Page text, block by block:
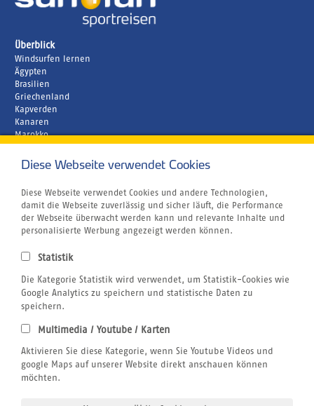
Überblick
Windsurfen lernen
Ägypten
Brasilien
Griechenland
Kapverden
Kanaren
Marokko
Unternehmen
Atmosfair CO2 Kompensation
Airline Blacklist
Bildnachweis
Centrum für Reisemedizin
Jobs
Kitesurfen
SUP
Tauchen
Wingfoilen
Rechtliches
AGB
Datenschutzerklärung
Diese Webseite verwendet Cookies
Diese Webseite verwendet Cookies und andere Technologien,
damit die Webseite zuverlässig und sicher läuft, die Performance
der Webseite überwacht werden kann und relevante Inhalte und
personalisierte Werbung angezeigt werden können.
Statistik
Die Kategorie Statistik wird verwendet, um Statistik-Cookies wie
Google Analytics zu speichern und statistische Daten zu
speichern.
Multimedia / Youtube / Karten
Aktivieren Sie diese Kategorie, wenn Sie Youtube Videos und
google Maps auf unserer Website direkt anschauen können
möchten.